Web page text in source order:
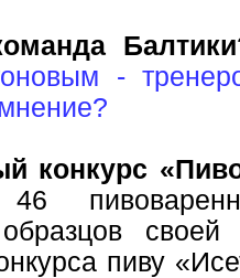
-
конкурс
пиву